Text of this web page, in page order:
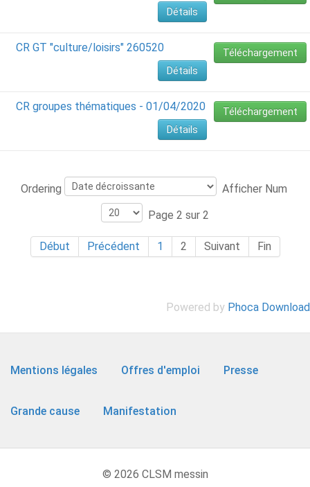
Détails
CR GT "culture/loisirs" 260520
Téléchargement
Détails
CR groupes thématiques - 01/04/2020
Téléchargement
Détails
Ordering
Afficher Num
Page 2 sur 2
Début Précédent 1 2 Suivant Fin
Powered by Phoca Download
Mentions légales Offres d'emploi Presse
Grande cause Manifestation
© 2026 CLSM messin